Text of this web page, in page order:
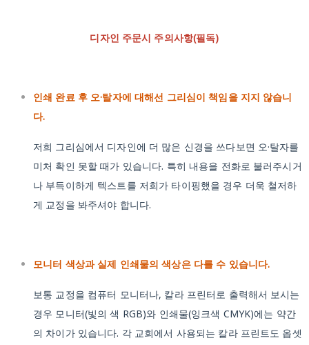
디자인 주문시 주의사항(필독)
인쇄 완료 후 오·탈자에 대해선 그리심이 책임을 지지 않습니
다.
저희 그리심에서 디자인에 더 많은 신경을 쓰다보면 오·탈자를
미처 확인 못할 때가 있습니다. 특히 내용을 전화로 불러주시거
나 부득이하게 텍스트를 저희가 타이핑했을 경우 더욱 철저하
게 교정을 봐주셔야 합니다.
모니터 색상과 실제 인쇄물의 색상은 다를 수 있습니다.
보통 교정을 컴퓨터 모니터나, 칼라 프린터로 출력해서 보시는
경우 모니터(빛의 색 RGB)와 인쇄물(잉크색 CMYK)에는 약간
의 차이가 있습니다. 각 교회에서 사용되는 칼라 프린트도 옵셋